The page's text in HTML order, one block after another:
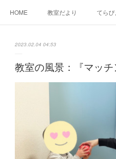
HOME 教室だより てらぴ
2023.02.04 04:53
教室の風景：『マッ